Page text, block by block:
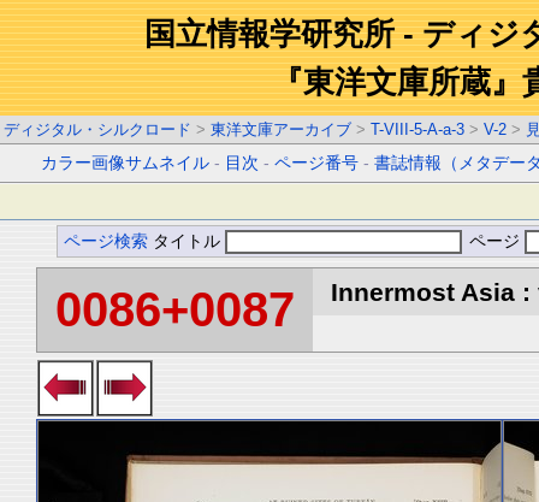
国立情報学研究所 - ディジ
『東洋文庫所蔵』
ディジタル・シルクロード > 東洋文庫アーカイブ > T-VIII-5-A-a-3 > V-2 >
カラー画像サムネイル - 目次 -ページ番号 -書誌情報（メタデー
ページ検索 タイトル ページ
0086+0087 Innermost Asia :